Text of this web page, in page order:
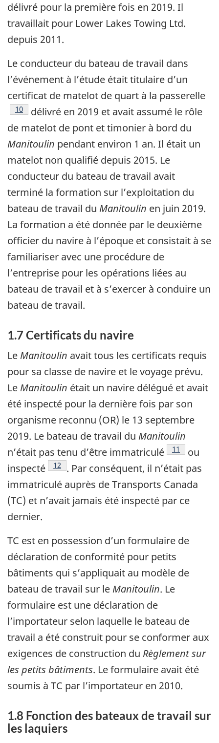
délivré pour la première fois en 2019. Il
travaillait pour Lower Lakes Towing Ltd.
depuis 2011.
Le conducteur du bateau de travail dans
l’événement à l’étude était titulaire d’un
certificat de matelot de quart à la passerelle
Note de bas de page
10
délivré en 2019 et avait assumé le rôle
de matelot de pont et timonier à bord du
Manitoulin pendant environ 1 an. Il était un
matelot non qualifié depuis 2015. Le
conducteur du bateau de travail avait
terminé la formation sur l’exploitation du
bateau de travail du Manitoulin en juin 2019.
La formation a été donnée par le deuxième
officier du navire à l’époque et consistait à se
familiariser avec une procédure de
l’entreprise pour les opérations liées au
bateau de travail et à s’exercer à conduire un
bateau de travail.
1.7 Certificats du navire
Le Manitoulin avait tous les certificats requis
pour sa classe de navire et le voyage prévu.
Le Manitoulin était un navire délégué et avait
été inspecté pour la dernière fois par son
organisme reconnu (OR) le 13 septembre
2019. Le bateau de travail du Manitoulin
n’était pas tenu d’être immatriculé
Note de bas
11
ou
inspecté
Note de bas de page
12 . Par conséquent, il n’était pas
immatriculé auprès de Transports Canada
(TC) et n’avait jamais été inspecté par ce
dernier.
TC est en possession d’un formulaire de
déclaration de conformité pour petits
bâtiments qui s’appliquait au modèle de
bateau de travail sur le Manitoulin. Le
formulaire est une déclaration de
l’importateur selon laquelle le bateau de
travail a été construit pour se conformer aux
exigences de construction du Règlement sur
les petits bâtiments. Le formulaire avait été
soumis à TC par l’importateur en 2010.
1.8 Fonction des bateaux de travail sur
les laquiers